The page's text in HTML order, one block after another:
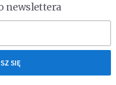
newslettera
SIĘ